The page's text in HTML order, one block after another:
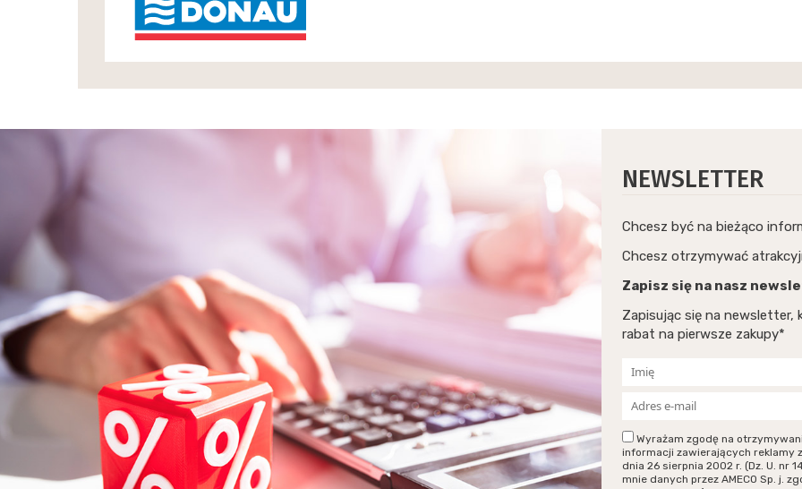
NEWSLETTER
Chcesz być na bieżąco
Chcesz otrzymywać
Zapisz się na nasz
Zapisując się na
rabat na pierwsze zakupy*
Wyrażam zgodę na
informacji zawierających reklamy
dnia 26 sierpnia 2002 r. (Dz. U. nr
mnie danych przez AMECO Sp. j.